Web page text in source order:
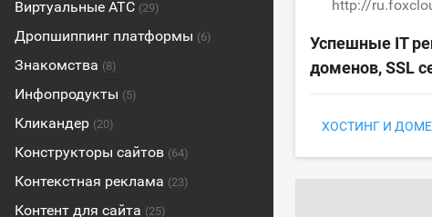
Виртуальные АТС (29)
Дропшиппинг платформы (6)
Знакомства (8)
Инфопродукты (5)
Кликандер (20)
Конструкторы сайтов (64)
Контекстная реклама (23)
Контент для сайта (25)
http://
Успешные IT
доменов, SSL
ХОСТИНГ И